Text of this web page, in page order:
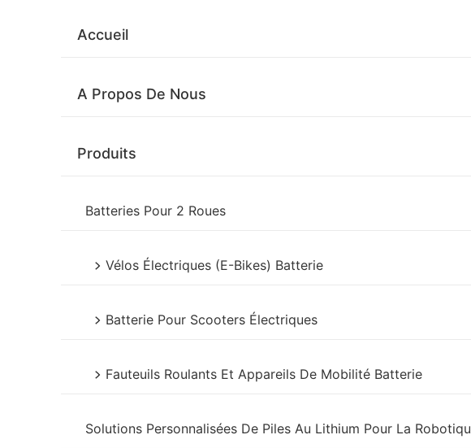
Accueil
A Propos De Nous
Produits
Batteries Pour 2 Roues
Vélos Électriques (E-Bikes) Batterie
Batterie Pour Scooters Électriques
Fauteuils Roulants Et Appareils De Mobilité Batterie
Solutions Personnalisées De Piles Au Lithium Pour La